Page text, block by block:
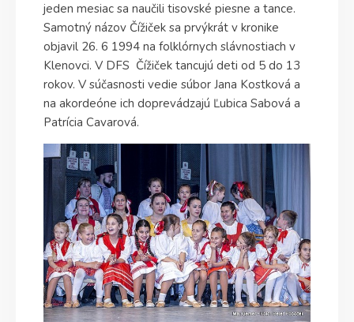
jeden mesiac sa naučili tisovské piesne a tance.
Samotný názov Čížiček sa prvýkrát v kronike
objavil 26. 6 1994 na folklórnych slávnostiach v
Klenovci. V DFS Čížiček tancujú deti od 5 do 13
rokov. V súčasnosti vedie súbor Jana Kostková a
na akordeóne ich doprevádzajú Ľubica Sabová a
Patrícia Cavarová.